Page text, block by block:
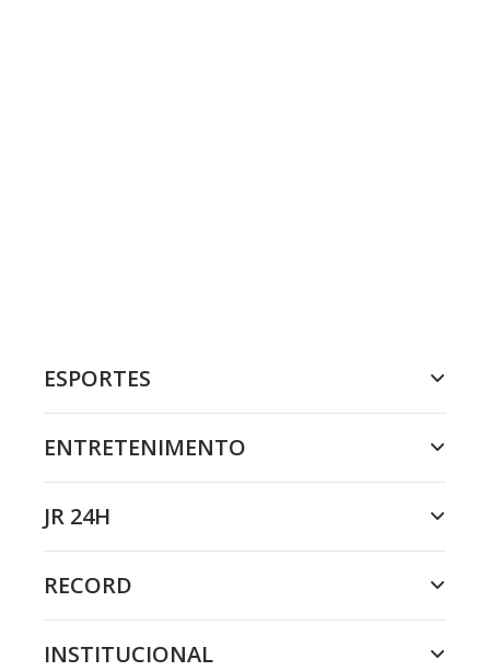
ESPORTES
ENTRETENIMENTO
JR 24H
RECORD
INSTITUCIONAL